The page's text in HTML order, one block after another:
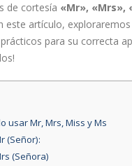
de cortesía «Mr», «Mrs»,
este artículo,
para su correcta
usar Mr, Mrs, Miss y Ms
(Señor):
(Señora)